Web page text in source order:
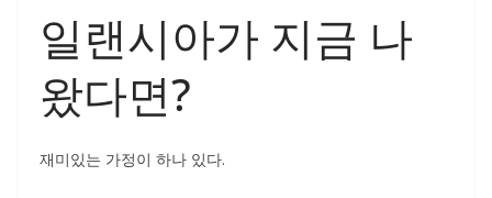
일랜시아가 지금 나
왔다면?
재미있는 가정이 하나 있다.